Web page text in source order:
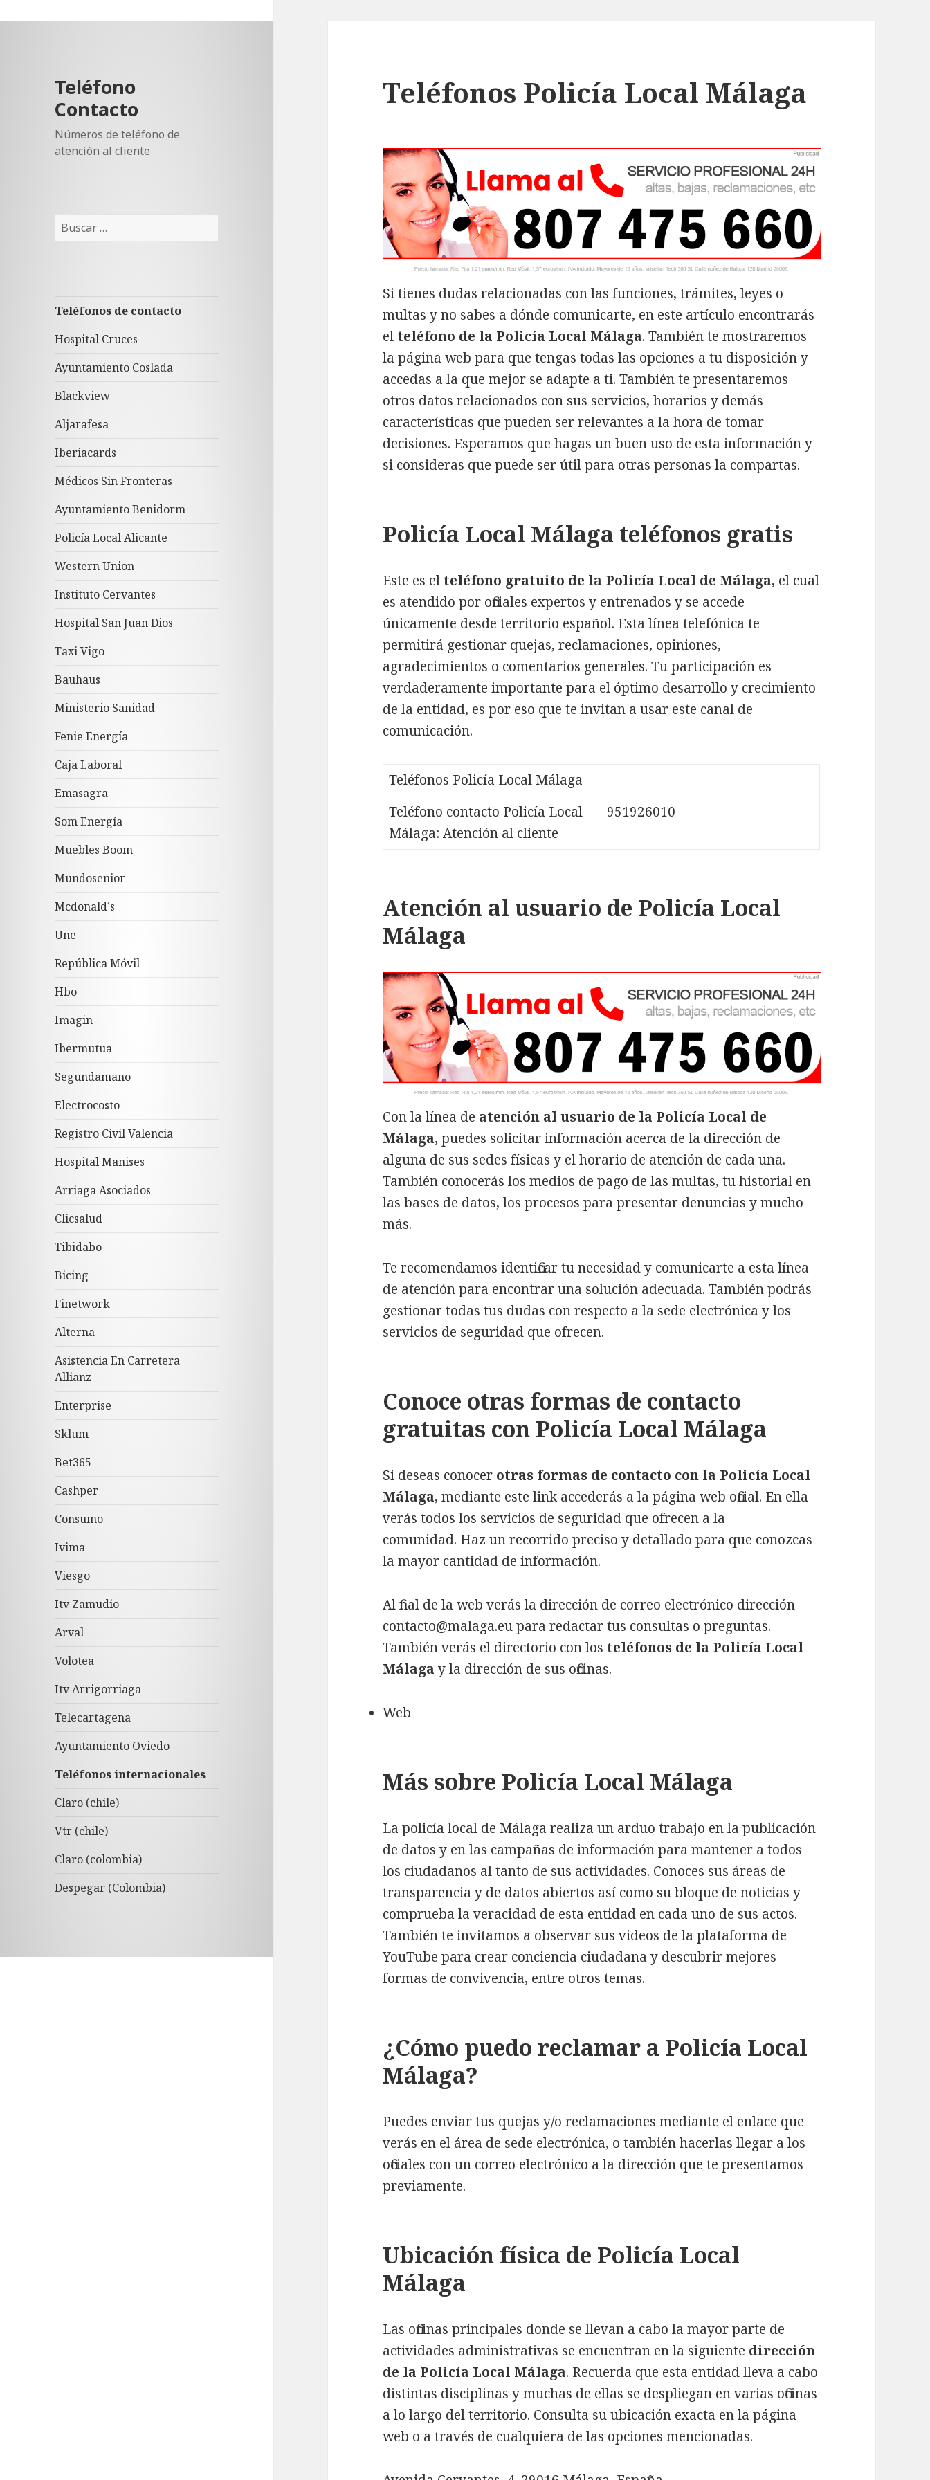
Teléfono
Contacto
Números de teléfono de
atención al cliente
Buscar:
Teléfonos de contacto
Hospital Cruces
Ayuntamiento Coslada
Blackview
Aljarafesa
Iberiacards
Médicos Sin Fronteras
Ayuntamiento Benidorm
Policía Local Alicante
Western Union
Instituto Cervantes
Hospital San Juan Dios
Taxi Vigo
Bauhaus
Ministerio Sanidad
Fenie Energía
Caja Laboral
Emasagra
Som Energía
Muebles Boom
Mundosenior
Mcdonald´s
Une
República Móvil
Hbo
Imagin
Ibermutua
Segundamano
Electrocosto
Registro Civil Valencia
Hospital Manises
Arriaga Asociados
Clicsalud
Tibidabo
Bicing
Finetwork
Alterna
Asistencia En Carretera
Allianz
Enterprise
Sklum
Bet365
Cashper
Consumo
Ivima
Viesgo
Itv Zamudio
Arval
Volotea
Itv Arrigorriaga
Telecartagena
Ayuntamiento Oviedo
Teléfonos internacionales
Claro (chile)
Vtr (chile)
Claro (colombia)
Despegar (Colombia)
Teléfonos Policía Local Málaga
Si tienes dudas relacionadas con las funciones, trámites, leyes o
multas y no sabes a dónde comunicarte, en este artículo encontrarás
el teléfono de la Policía Local Málaga. También te mostraremos
la página web para que tengas todas las opciones a tu disposición y
accedas a la que mejor se adapte a ti. También te presentaremos
otros datos relacionados con sus servicios, horarios y demás
características que pueden ser relevantes a la hora de tomar
decisiones. Esperamos que hagas un buen uso de esta información y
si consideras que puede ser útil para otras personas la compartas.
Policía Local Málaga teléfonos gratis
Este es el teléfono gratuito de la Policía Local de Málaga, el cual
es atendido por oficiales expertos y entrenados y se accede
únicamente desde territorio español. Esta línea telefónica te
permitirá gestionar quejas, reclamaciones, opiniones,
agradecimientos o comentarios generales. Tu participación es
verdaderamente importante para el óptimo desarrollo y crecimiento
de la entidad, es por eso que te invitan a usar este canal de
comunicación.
Teléfonos Policía Local Málaga
Teléfono contacto Policía Local
Málaga: Atención al cliente
951926010
Atención al usuario de Policía Local
Málaga
Con la línea de atención al usuario de la Policía Local de
Málaga, puedes solicitar información acerca de la dirección de
alguna de sus sedes físicas y el horario de atención de cada una.
También conocerás los medios de pago de las multas, tu historial en
las bases de datos, los procesos para presentar denuncias y mucho
más.
Te recomendamos identificar tu necesidad y comunicarte a esta línea
de atención para encontrar una solución adecuada. También podrás
gestionar todas tus dudas con respecto a la sede electrónica y los
servicios de seguridad que ofrecen.
Conoce otras formas de contacto
gratuitas con Policía Local Málaga
Si deseas conocer otras formas de contacto con la Policía Local
Málaga, mediante este link accederás a la página web oficial. En ella
verás todos los servicios de seguridad que ofrecen a la
comunidad. Haz un recorrido preciso y detallado para que conozcas
la mayor cantidad de información.
Al final de la web verás la dirección de correo electrónico dirección
contacto@malaga.eu para redactar tus consultas o preguntas.
También verás el directorio con los teléfonos de la Policía Local
Málaga y la dirección de sus oficinas.
Web
Más sobre Policía Local Málaga
La policía local de Málaga realiza un arduo trabajo en la publicación
de datos y en las campañas de información para mantener a todos
los ciudadanos al tanto de sus actividades. Conoces sus áreas de
transparencia y de datos abiertos así como su bloque de noticias y
comprueba la veracidad de esta entidad en cada uno de sus actos.
También te invitamos a observar sus videos de la plataforma de
YouTube para crear conciencia ciudadana y descubrir mejores
formas de convivencia, entre otros temas.
¿Cómo puedo reclamar a Policía Local
Málaga?
Puedes enviar tus quejas y/o reclamaciones mediante el enlace que
verás en el área de sede electrónica, o también hacerlas llegar a los
oficiales con un correo electrónico a la dirección que te presentamos
previamente.
Ubicación física de Policía Local
Málaga
Las oficinas principales donde se llevan a cabo la mayor parte de
actividades administrativas se encuentran en la siguiente dirección
de la Policía Local Málaga. Recuerda que esta entidad lleva a cabo
distintas disciplinas y muchas de ellas se despliegan en varias oficinas
a lo largo del territorio. Consulta su ubicación exacta en la página
web o a través de cualquiera de las opciones mencionadas.